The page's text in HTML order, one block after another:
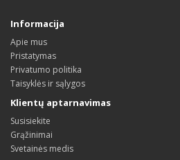
Informacija
Apie mus
Pristatymas
Privatumo politika
Taisyklės ir sąlygos
Klientų aptarnavimas
Susisiekite
Grąžinimai
Svetainės medis